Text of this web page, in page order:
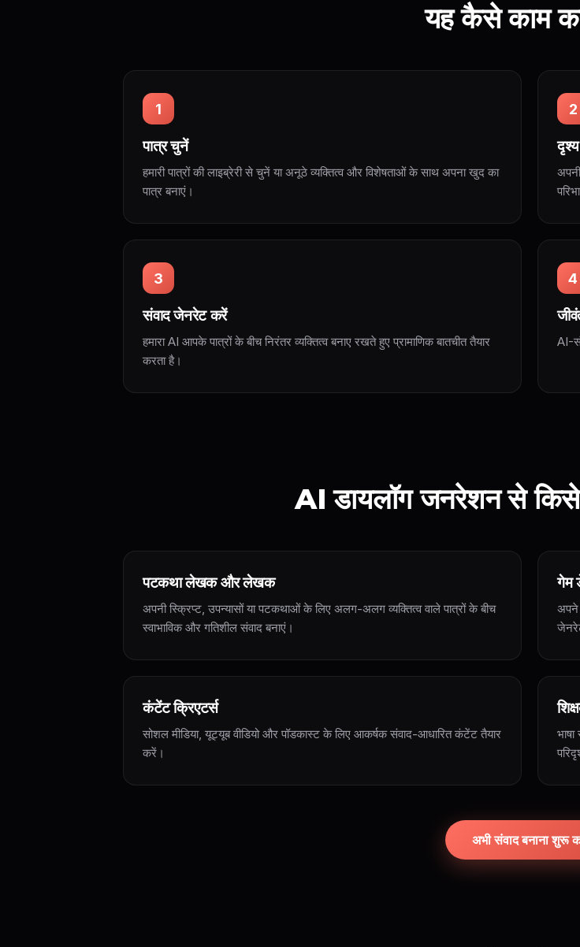
यह कैसे काम
1
पात्र चुनें
हमारी पात्रों की लाइब्रेरी से चुनें या अनूठे व्यक्तित्व और विशेषताओं के साथ अपना खुद का
पात्र बनाएं।
2
3
संवाद जेनरेट करें
हमारा AI आपके पात्रों के बीच निरंतर व्यक्तित्व बनाए रखते हुए प्रामाणिक बातचीत तैयार
करता है।
4
AI-
AI डायलॉग जनरेशन से
पटकथा लेखक और लेखक
अपनी स्क्रिप्ट, उपन्यासों या पटकथाओं के लिए अलग-अलग व्यक्तित्व वाले पात्रों के बीच
स्वाभाविक और गतिशील संवाद बनाएं।
गेम
अपने
कंटेंट क्रिएटर्स
सोशल मीडिया, यूट्यूब वीडियो और पॉडकास्ट के लिए आकर्षक संवाद-आधारित कंटेंट तैयार
करें।
अभी संवाद बनाना शुरू